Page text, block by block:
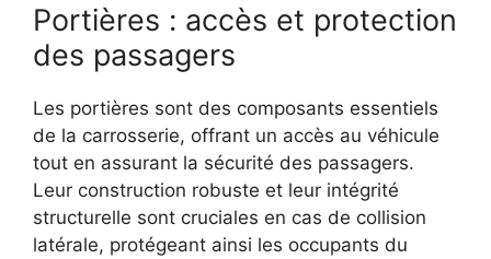
Portières : accès et protection
des passagers
Les portières sont des composants essentiels
de la carrosserie, offrant un accès au véhicule
tout en assurant la sécurité des passagers.
Leur construction robuste et leur intégrité
structurelle sont cruciales en cas de collision
latérale, protégeant ainsi les occupants du